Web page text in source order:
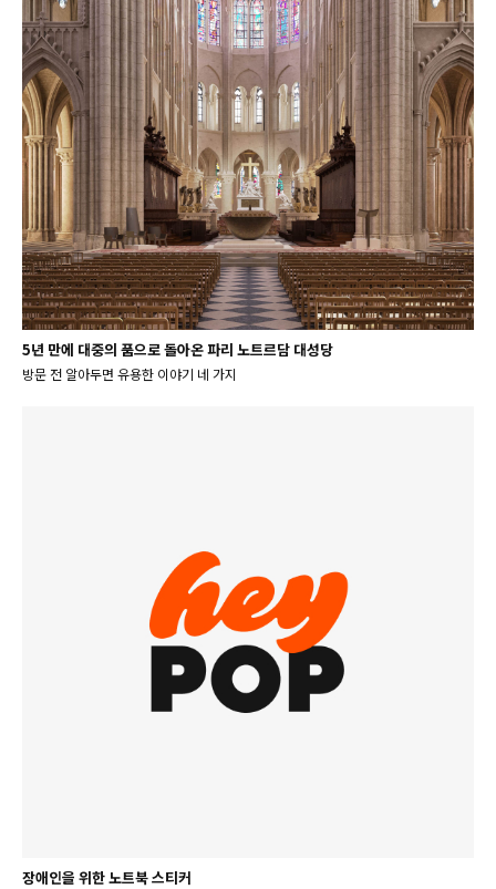
5년 만에 대중의 품으로 돌아온 파리 노트르담 대성당
방문 전 알아두면 유용한 이야기 네 가지
장애인을 위한 노트북 스티커